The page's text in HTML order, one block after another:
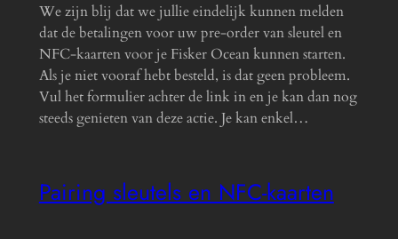
We zijn blij dat we jullie eindelijk kunnen melden
dat de betalingen voor uw pre-order van sleutel en
NFC-kaarten voor je Fisker Ocean kunnen starten.
Als je niet vooraf hebt besteld, is dat geen probleem.
Vul het formulier achter de link in en je kan dan nog
steeds genieten van deze actie. Je kan enkel…
Pairing sleutels en NFC-kaarten